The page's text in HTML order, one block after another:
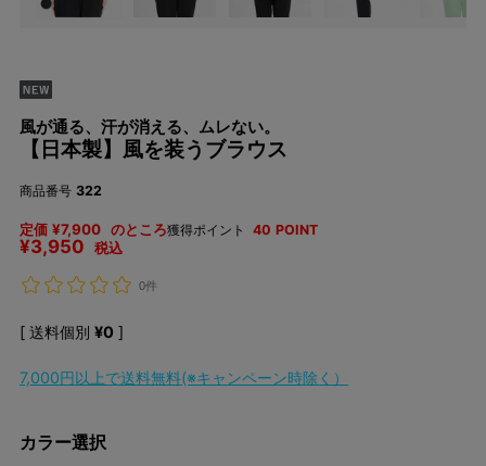
風が通る、汗が消える、ムレない。
【日本製】風を装うブラウス
商品番号 322
定価 ¥7,900 のところ
¥3,950 税込
獲得ポイント 40 POINT
0件
送料個別 ¥0
7,000円以上で送料無料(※キャンペーン時除く）
カラー選択